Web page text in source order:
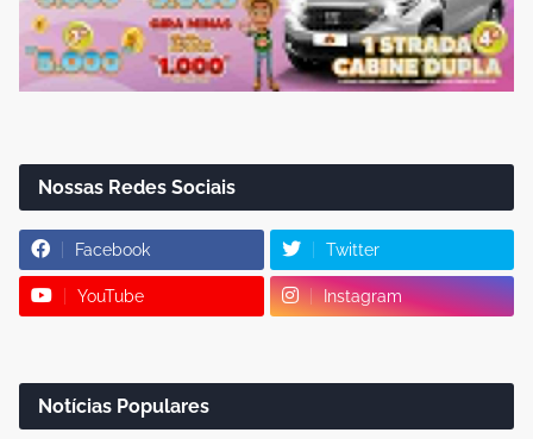
Nossas Redes Sociais
Facebook Twitter
YouTube Instagram
Notícias Populares